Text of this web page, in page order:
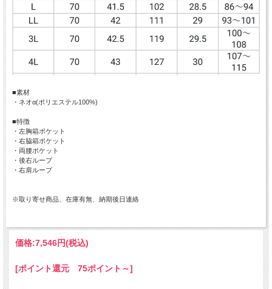
■素材
・ネオα(ポリエステル100%)
■特徴
・左胸箱ポケット
・右脇箱ポケット
・両腰ポケット
・後右ループ
・右肩ループ
※取り寄せ商品、在庫有無、納期後日連絡
価格:7,546円(税込)
[ポイント還元 75ポイント～]